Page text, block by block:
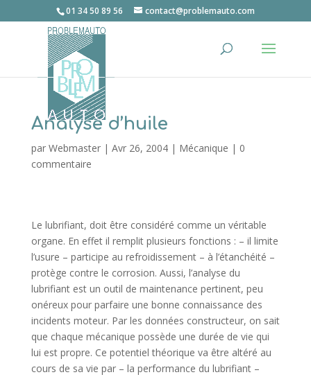
01 34 50 89 56 contact@problemauto.com
Analyse d’huile
par Webmaster| Avr 26, 2004| Mécanique | 0
commentaire
Le lubrifiant, doit être considéré comme un véritable
organe. En effet il remplit plusieurs fonctions : – il limite
l’usure – participe au refroidissement – à l’étanchéité –
protège contre le corrosion. Aussi, l’analyse du
lubrifiant est un outil de maintenance pertinent, peu
onéreux pour parfaire une bonne connaissance des
incidents moteur. Par les données constructeur, on sait
que chaque mécanique possède une durée de vie qui
lui est propre. Ce potentiel théorique va être altéré au
cours de sa vie par – la performance du lubrifiant –